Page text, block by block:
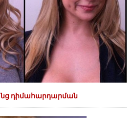
դիմահարդարման